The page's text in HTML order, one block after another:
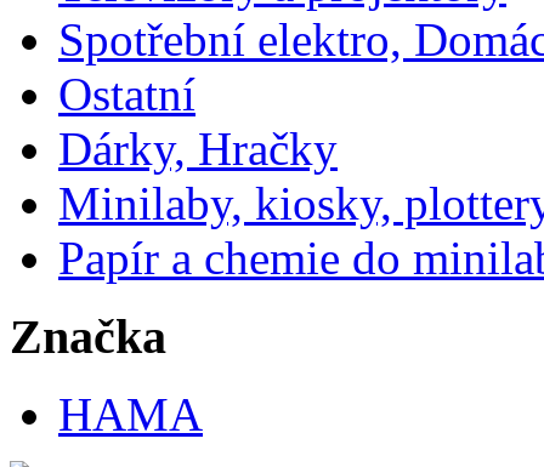
Spotřební elektro,
Ostatní
Dárky, Hračky
Minilaby, kiosky,
Papír a chemie do
Značka
HAMA